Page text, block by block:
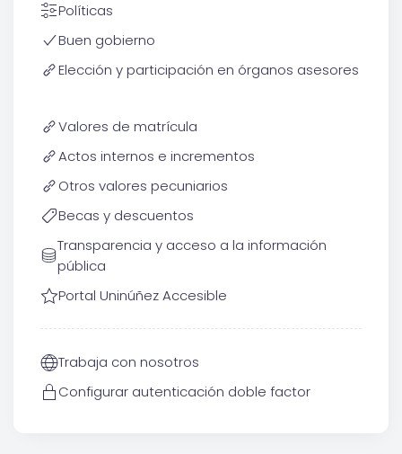
Políticas
Buen gobierno
Elección y participación en órganos asesores
Valores de matrícula
Actos internos e incrementos
Otros valores pecuniarios
Becas y descuentos
Transparencia y acceso a la información
pública
Portal Uninúñez Accesible
Trabaja con nosotros
Configurar autenticación doble factor